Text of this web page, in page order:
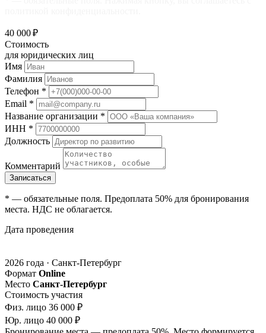
40 000 ₽
Стоимость
для юридических лиц
Имя
Фамилия
Телефон *
Email *
Название организации *
ИНН *
Должность
Комментарий
Записаться
* — обязательные поля. Предоплата 50% для бронирования
места. НДС не облагается.
Дата проведения
2026 года · Санкт-Петербург
Формат Online
Место Санкт-Петербург
Стоимость участия
Физ. лицо 36 000 ₽
Юр. лицо 40 000 ₽